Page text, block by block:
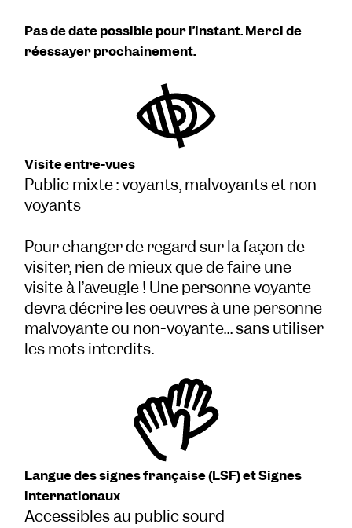
Pas de date possible pour l’instant. Merci de
réessayer prochainement.
Visite entre-vues
Public mixte : voyants, malvoyants et non-
voyants
Pour changer de regard sur la façon de
visiter, rien de mieux que de faire une
visite à l’aveugle ! Une personne voyante
devra décrire les oeuvres à une personne
malvoyante ou non-voyante… sans utiliser
les mots interdits.
Langue des signes française (LSF) et Signes
internationaux
Accessibles au public sourd